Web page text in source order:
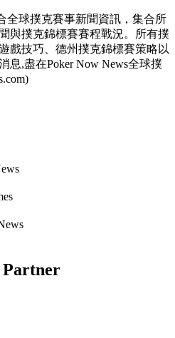
全球撲克賽事新聞資訊，集合所
與撲克錦標賽賽程戰況。所有撲
戲技巧、德州撲克錦標賽策略以
息,盡在Poker Now News全球撲
Partner